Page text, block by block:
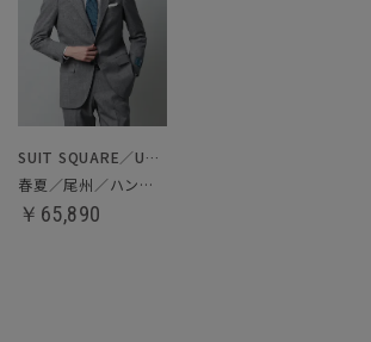
SUIT SQUARE／UNIVERSAL LANGUAGE
春夏／尾州／ハンドメイドスーツ
￥65,890